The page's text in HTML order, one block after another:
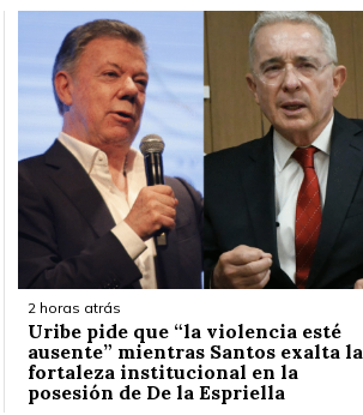
2 horas atrás
Uribe pide que “la violencia esté
ausente” mientras Santos exalta la
fortaleza institucional en la
posesión de De la Espriella